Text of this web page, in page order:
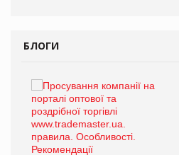
БЛОГИ